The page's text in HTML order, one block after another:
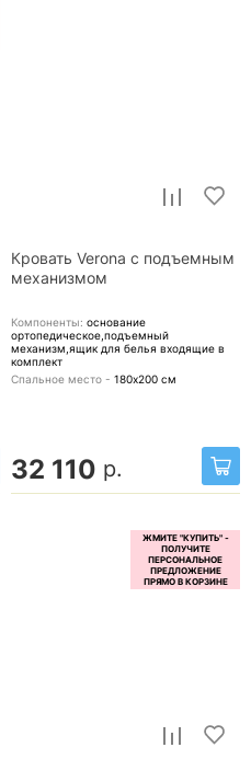
Кровать Verona с подъемным
механизмом
Компоненты: основание
ортопедическое,подъемный
механизм,ящик для белья входящие в
комплект
Спальное место - 180х200 см
32 110 р.